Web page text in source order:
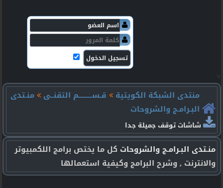
منتدى الشبكة الكويتية
قـســـــــــم التقنــى
منـتدى
البـرامـج والشروحات
شاشات توقف جميلة جدا
منـتدى البـرامـج والشروحات كل ما يختص برامج اللكمبيوتر
والانترنت , وشرح البرامج وكيفية استعمالها